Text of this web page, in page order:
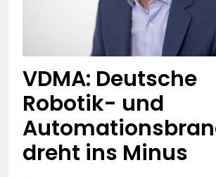
VDMA: Deutsche
Robotik- und
dreht ins Minus